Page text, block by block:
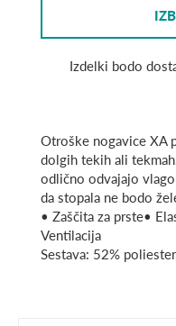
Izdelki bodo
Otroške nogavice XA
dolgih tekih ali
odlično odvajajo
da stopala ne bodo
• Zaščita za prste•
Ventilacija
Sestava: 52%